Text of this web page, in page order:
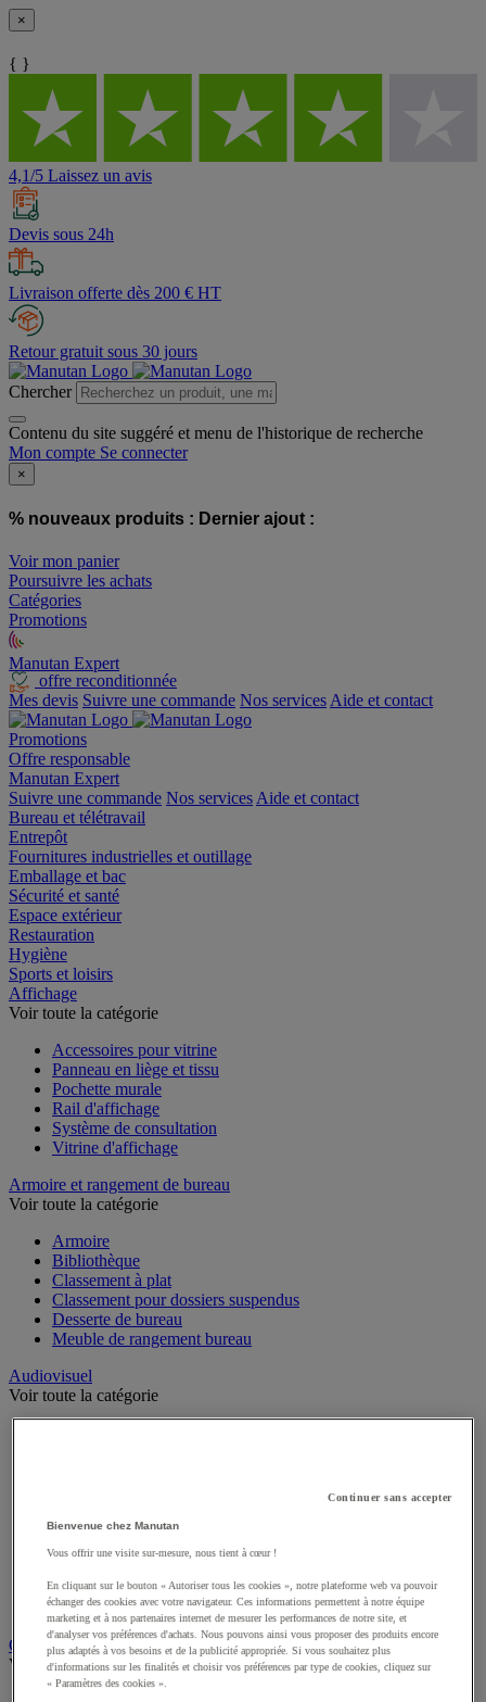
×
{ }
4,1/5 Laissez un avis
Devis sous 24h
Livraison offerte dès 200 € HT
Retour gratuit sous 30 jours
Chercher
Contenu du site suggéré et menu de l'historique de recherche
Mon compte Se connecter
×
% nouveaux produits : Dernier ajout :
Voir mon panier
Poursuivre les achats
Catégories
Promotions
Manutan Expert
offre reconditionnée
Mes devis Suivre une commande Nos services Aide et contact
Promotions
Offre responsable
Manutan Expert
Suivre une commande Nos services Aide et contact
Bureau et télétravail
Entrepôt
Fournitures industrielles et outillage
Emballage et bac
Sécurité et santé
Espace extérieur
Restauration
Hygiène
Sports et loisirs
Affichage
Voir toute la catégorie
Accessoires pour vitrine
Panneau en liège et tissu
Pochette murale
Rail d'affichage
Système de consultation
Vitrine d'affichage
Armoire et rangement de bureau
Voir toute la catégorie
Armoire
Bibliothèque
Classement à plat
Classement pour dossiers suspendus
Desserte de bureau
Meuble de rangement bureau
Audiovisuel
Voir toute la catégorie
Matériel de projection et vidéoprojection
Sonorisation et enregistrement professionnels
Système d'affichage dynamique et interactif
Télévision, lecteur DVD et Blu-ray
Chauffage, climatisation et traitement de l'air
Voir toute la catégorie
Continuer sans accepter
Bienvenue chez Manutan
Vous offrir une visite sur-mesure, nous tient à cœur !
En cliquant sur le bouton « Autoriser tous les cookies », notre plateforme web va pouvoir
échanger des cookies avec votre navigateur. Ces informations permettent à notre équipe
marketing et à nos partenaires internet de mesurer les performances de notre site, et
d'analyser vos préférences d'achats. Nous pouvons ainsi vous proposer des produits encore
plus adaptés à vos besoins et de la publicité appropriée. Si vous souhaitez plus
d'informations sur les finalités et choisir vos préférences par type de cookies, cliquez sur
« Paramètres des cookies ».